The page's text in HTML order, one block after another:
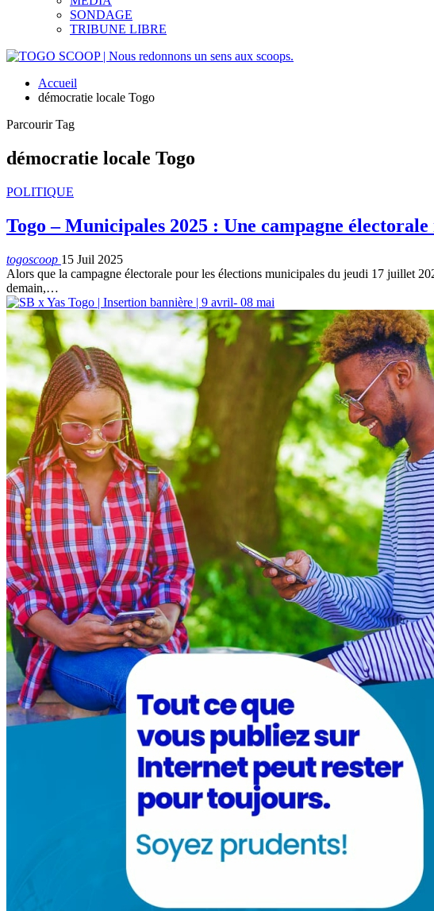
SONDAGE
TRIBUNE LIBRE
Accueil
démocratie locale Togo
Parcourir Tag
démocratie locale Togo
POLITIQUE
Togo – Municipales 2025 : Une campagne électorale
togoscoop 15 Juil 2025
Alors que la campagne électorale pour les élections municipales du jeudi 17 juillet
demain,…